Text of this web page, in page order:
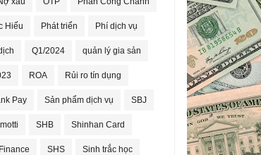
Hiếu Phát triển Phí dịch vụ
Q1/2024 quản lý gia sản
ROA Rủi ro tín dụng
Pay Sản phẩm dịch vụ SBJ
SHB Shinhan Card
SHS Sinh trắc học